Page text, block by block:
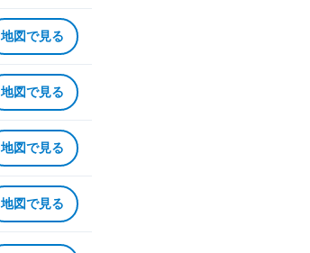
地図で見る
地図で見る
地図で見る
地図で見る